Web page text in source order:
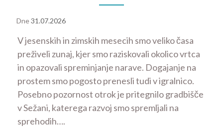
Dne31.07.2026
V jesenskih in zimskih mesecih smo veliko časa
preživeli zunaj, kjer smo raziskovali okolico vrtca
in opazovali spreminjanje narave. Dogajanje na
prostem smo pogosto prenesli tudi v igralnico.
Posebno pozornost otrok je pritegnilo gradbišče
v Sežani, katerega razvoj smo spremljali na
sprehodih….